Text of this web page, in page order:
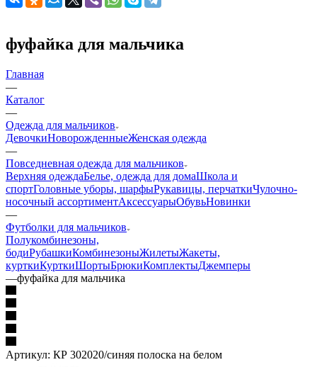
фуфайка для мальчика
Главная
—
Каталог
—
Одежда для мальчиков
ДевочкиНоворожденныеЖенская одежда
—
Повседневная одежда для мальчиков
Верхняя одеждаБелье, одежда для домаШкола и
спортГоловные уборы, шарфыРукавицы, перчаткиЧулочно-
носочный ассортиментАксессуарыОбувьНовинки
—
Футболки для мальчиков
Полукомбинезоны,
бодиРубашкиКомбинезоныЖилетыЖакеты,
курткиКурткиШортыБрюкиКомплектыДжемперы
—фуфайка для мальчика
Артикул: КР 302020/синяя полоска на белом